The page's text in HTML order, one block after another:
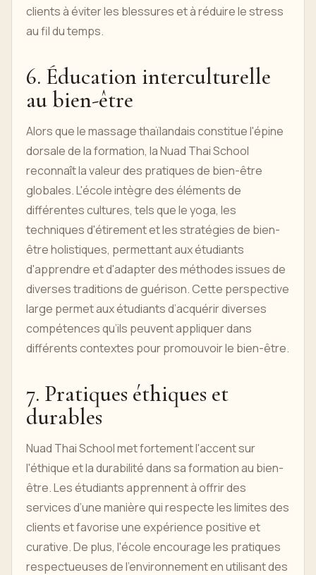
clients à éviter les blessures et à réduire le stress
au fil du temps.
6. Éducation interculturelle
au bien-être
Alors que le massage thaïlandais constitue l'épine
dorsale de la formation, la Nuad Thai School
reconnaît la valeur des pratiques de bien-être
globales. L'école intègre des éléments de
différentes cultures, tels que le yoga, les
techniques d'étirement et les stratégies de bien-
être holistiques, permettant aux étudiants
d'apprendre et d'adapter des méthodes issues de
diverses traditions de guérison. Cette perspective
large permet aux étudiants d’acquérir diverses
compétences qu’ils peuvent appliquer dans
différents contextes pour promouvoir le bien-être.
7. Pratiques éthiques et
durables
Nuad Thai School met fortement l'accent sur
l'éthique et la durabilité dans sa formation au bien-
être. Les étudiants apprennent à offrir des
services d’une manière qui respecte les limites des
clients et favorise une expérience positive et
curative. De plus, l'école encourage les pratiques
respectueuses de l'environnement en utilisant des